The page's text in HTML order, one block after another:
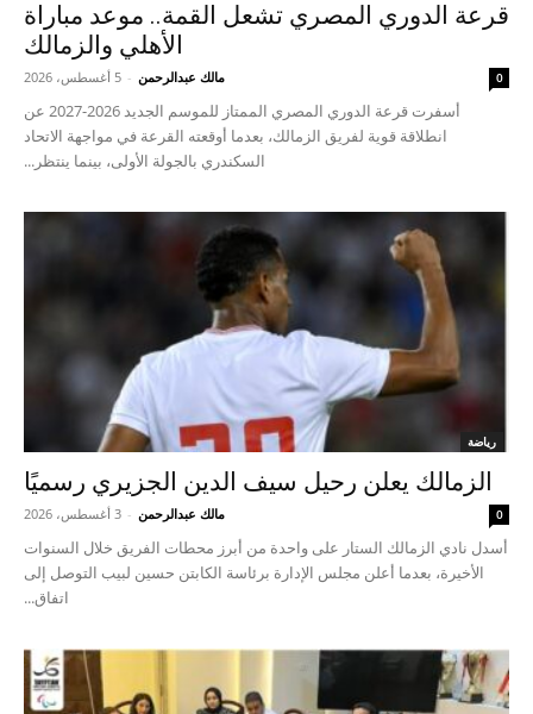
قرعة الدوري المصري تشعل القمة.. موعد مباراة
الأهلي والزمالك
مالك عبدالرحمن - 5 أغسطس، 2026 0
أسفرت قرعة الدوري المصري الممتاز للموسم الجديد 2026-2027 عن
انطلاقة قوية لفريق الزمالك، بعدما أوقعته القرعة في مواجهة الاتحاد
السكندري بالجولة الأولى، بينما ينتظر...
رياضة
الزمالك يعلن رحيل سيف الدين الجزيري رسميًا
مالك عبدالرحمن - 3 أغسطس، 2026 0
أسدل نادي الزمالك الستار على واحدة من أبرز محطات الفريق خلال السنوات
الأخيرة، بعدما أعلن مجلس الإدارة برئاسة الكابتن حسين لبيب التوصل إلى
اتفاق...